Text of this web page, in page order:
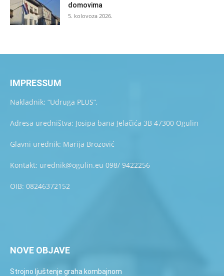
domovima
5. kolovoza 2026.
IMPRESSUM
Nakladnik: “Udruga PLUS”,
Adresa uredništva: Josipa bana Jelačića 3B 47300 Ogulin
Glavni urednik: Marija Brozović
Kontakt: urednik@ogulin.eu 098/ 9422256
OIB: 08246372152
NOVE OBJAVE
Strojno ljuštenje graha kombajnom